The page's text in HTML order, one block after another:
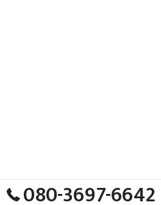
080-3697-6642